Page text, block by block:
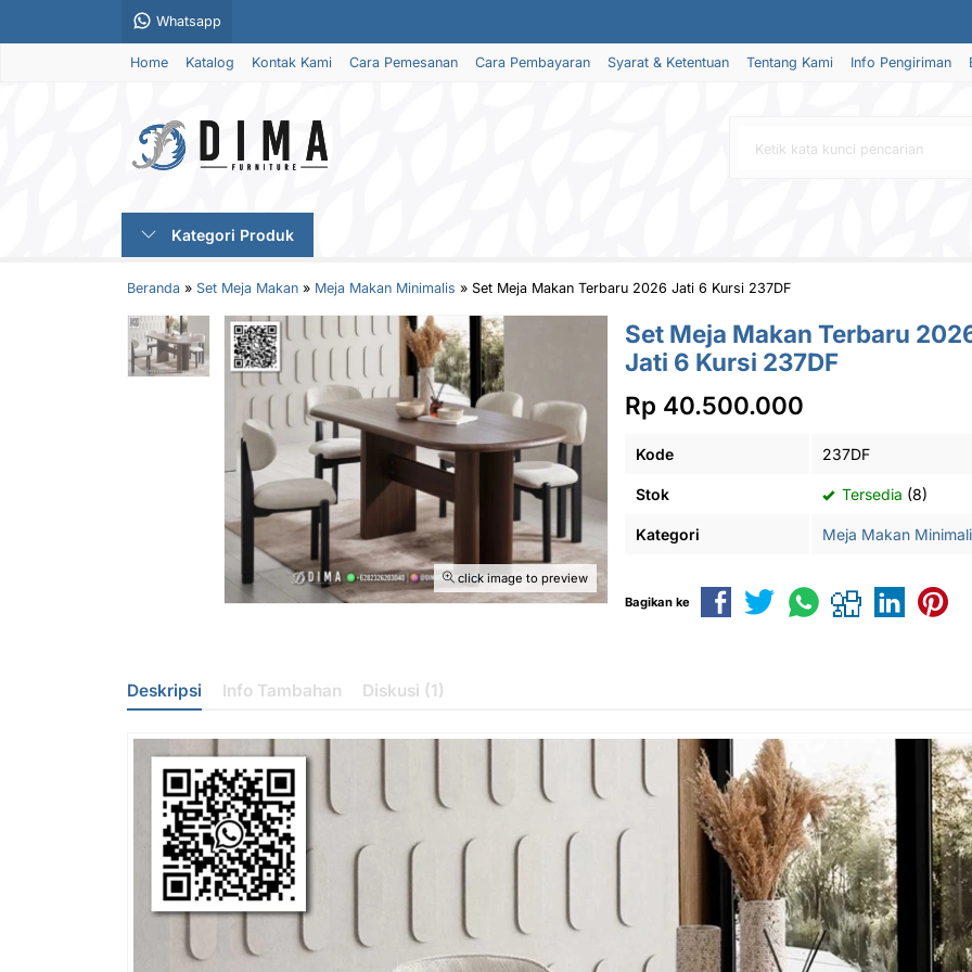
Whatsapp
Home Katalog Kontak Kami Cara Pemesanan Cara Pembayaran Syarat & Ketentuan Tentang Kami Info Pengiriman
Kategori Produk
Beranda » Set Meja Makan » Meja Makan Minimalis » Set Meja Makan Terbaru 2026 Jati 6 Kursi 237DF
click image to preview
Set Meja Makan Terbaru
Jati 6 Kursi 237DF
Rp 40.500.000
Kode 237DF
Stok Tersedia (8)
Kategori Meja Makan
Bagikan ke
Deskripsi Info Tambahan Diskusi (1)